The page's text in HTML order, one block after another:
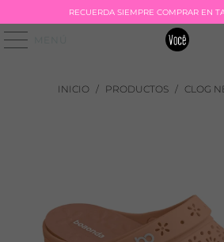
RECUERDA SIEMPRE COMPRAR EN
INICIO / PRODUCTOS / CLOG